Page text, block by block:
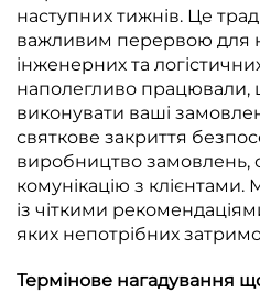
наступних тижнів. Це
важливим перервою для
інженерних та
наполегливо працювали,
виконувати ваші
святкове закриття
виробництво замовлень,
комунікацію з
із чіткими
яких непотрібних
Термінове нагадування